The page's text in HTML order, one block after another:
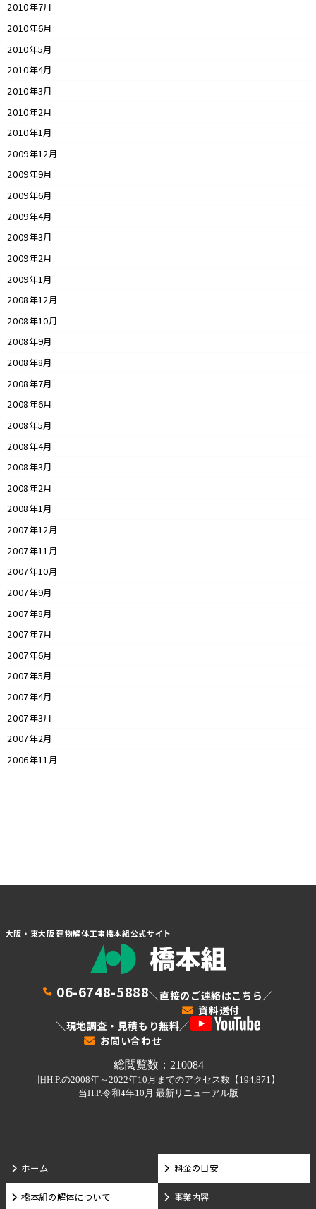
2010年7月
2010年6月
2010年5月
2010年4月
2010年3月
2010年2月
2010年1月
2009年12月
2009年9月
2009年6月
2009年4月
2009年3月
2009年2月
2009年1月
2008年12月
2008年10月
2008年9月
2008年8月
2008年7月
2008年6月
2008年5月
2008年4月
2008年3月
2008年2月
2008年1月
2007年12月
2007年11月
2007年10月
2007年9月
2007年8月
2007年7月
2007年6月
2007年5月
2007年4月
2007年3月
2007年2月
2006年11月
大阪・東大阪 建物解体工事橋本組公式サイト
06-6748-5888＼直接のご連絡はこちら／
資料送付
＼現地調査・見積もり無料／
お問い合わせ
ホーム 料金の目安
橋本組の解体について 事業内容